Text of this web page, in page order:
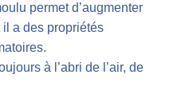
permet d’augmenter
il a des propriétés
à l’abri de l’air, de